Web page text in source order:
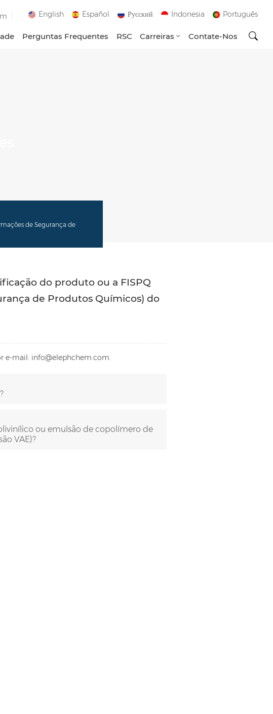
English Español Русский Indonesia Português
Perguntas Frequentes RSC Carreiras Contate-Nos
de Segurança de
do produto ou a FISPQ
de Produtos Químicos) do
e-mail: info@elephchem.com.
ou emulsão de copolímero de
VAE)?